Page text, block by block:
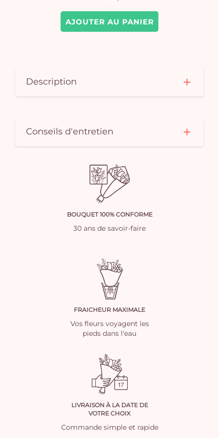
AJOUTER AU PANIER
Description
Conseils d'entretien
BOUQUET 100% CONFORME
30 ans de savoir-faire
FRAICHEUR MAXIMALE
Vos fleurs voyagent les
pieds dans l'eau
LIVRAISON À LA DATE DE
VOTRE CHOIX
Commande simple et rapide